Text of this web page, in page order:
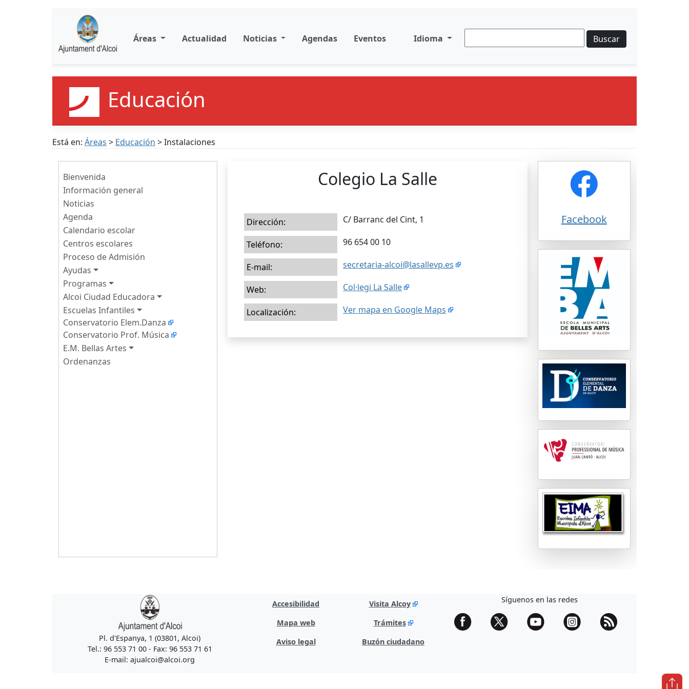
Áreas Actualidad Noticias Agendas Eventos Idioma Buscar
Educación
Está en: Áreas > Educación > Instalaciones
Bienvenida
Información general
Noticias
Agenda
Calendario escolar
Centros escolares
Proceso de Admisión
Ayudas
Programas
Alcoi Ciudad Educadora
Escuelas Infantiles
Conservatorio Elem.Danza
Conservatorio Prof. Música
E.M. Bellas Artes
Ordenanzas
Colegio La Salle
Dirección: C/ Barranc del Cint, 1
Teléfono: 96 654 00 10
E-mail: secretaria-alcoi@lasallevp.es
Web: Col·legi La Salle
Localización: Ver mapa en Google Maps
Facebook
Pl. d'Espanya, 1 (03801, Alcoi)
Tel.: 96 553 71 00 - Fax: 96 553 71 61
E-mail: ajualcoi@alcoi.org
Accesibilidad
Mapa web
Aviso legal
Visita Alcoy
Trámites
Buzón ciudadano
Síguenos en las redes